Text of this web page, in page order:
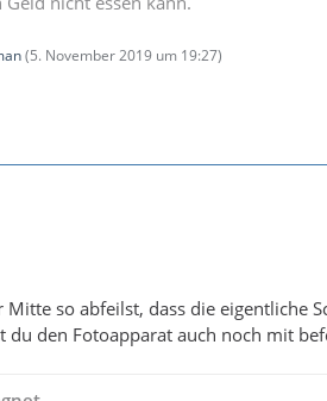
(5. November 2019 um 19:27)
so abfeilst, dass die eigentliche
du den Fotoapparat auch noch mit